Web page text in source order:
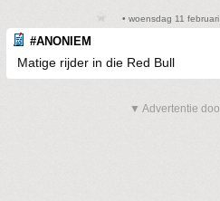
• woensdag 11
#ANONIEM
Matige rijder in die Red Bull
▼ Advertentie